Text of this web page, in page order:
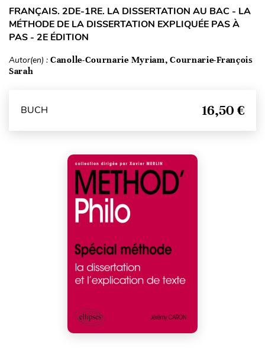
FRANÇAIS. 2DE-1RE. LA DISSERTATION AU BAC - LA
MÉTHODE DE LA DISSERTATION EXPLIQUÉE PAS À
PAS - 2E ÉDITION
Autor(en) : Canolle-Cournarie Myriam, Cournarie-François
Sarah
BUCH 16,50 €